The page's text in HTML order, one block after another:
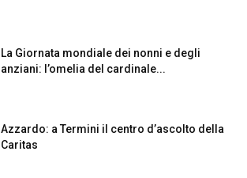
La Giornata mondiale dei nonni e degli
anziani: l’omelia del cardinale...
Azzardo: a Termini il centro d’ascolto della
Caritas